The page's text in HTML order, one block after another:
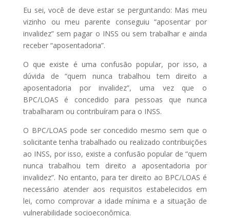
Eu sei, você de deve estar se perguntando: Mas meu
vizinho ou meu parente conseguiu “aposentar por
invalidez” sem pagar o INSS ou sem trabalhar e ainda
receber “aposentadoria”.
O que existe é uma confusão popular, por isso, a
dúvida de “quem nunca trabalhou tem direito a
aposentadoria por invalidez”, uma vez que o
BPC/LOAS é concedido para pessoas que nunca
trabalharam ou contribuíram para o INSS.
O BPC/LOAS pode ser concedido mesmo sem que o
solicitante tenha trabalhado ou realizado contribuições
ao INSS, por isso, existe a confusão popular de “quem
nunca trabalhou tem direito a aposentadoria por
invalidez”. No entanto, para ter direito ao BPC/LOAS é
necessário atender aos requisitos estabelecidos em
lei, como comprovar a idade mínima e a situação de
vulnerabilidade socioeconômica.